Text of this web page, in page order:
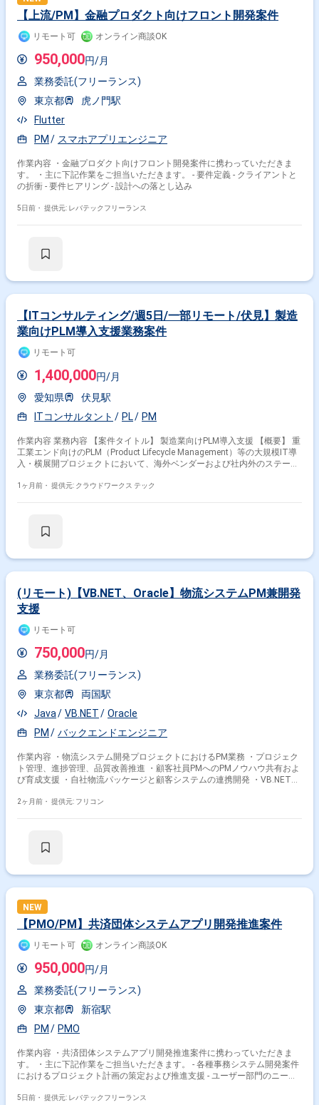
【上流/PM】金融プロダクト向けフロント開発案件
リモート可 オンライン商談OK
950,000円/月
業務委託(フリーランス)
東京都
虎ノ門駅
Flutter
PM
スマホアプリエンジニア
作業内容 ・金融プロダクト向けフロント開発案件に携わっていただきま
す。 ・主に下記作業をご担当いただきます。 - 要件定義 - クライアントと
の折衝 - 要件ヒアリング - 設計への落とし込み
5日前・ 提供元: レバテックフリーランス
【ITコンサルティング/週5日/一部リモート/伏見】製造
業向けPLM導入支援業務案件
リモート可
1,400,000円/月
愛知県
伏見駅
ITコンサルタント
PL PM
作業内容 業務内容 【案件タイトル】 製造業向けPLM導入支援 【概要】 重
工業エンド向けのPLM（Product Lifecycle Management）等の大規模IT導
入・横展開プロジェクトにおいて、海外ベンダーおよび社内外のステーク
ポジションです。 プロジェクトは流動性が高く、要件や課題が都度変化す
しく、特に参画初期は対面でのコミュニケーションを重視しています。
け報告資料、WBS、各種管理資料の作成・レビュー PLM等のシステム導入
に伴うプロジェクト推進 【必須スキル・経験】 システム導入プロジェク
トにおいてPMとしてプロジェクト全体を推進した経験 50～100名以上規
模のプロジェクトにおけるPMまたはリードPM経験 プロジェクト計画策
定、進捗管理、課題管理、リスク管理、品質管理の実務経験 ベンダーコン
トロールおよび複数ステークホルダーとの調整経験 顧客向け報告書、
WBS等のプロジェクト管理資料作成経験 不確実性の高い環境でも主体的
に情報収集・課題整理・意思決定支援を行い、プロジェクトを推進できる
方 週3日以上、名古屋（伏見）へ出社可能な方 【歓迎スキル・経験】 製造
業またはPLM関連プロジェクト経験 海外ベンダーとの協業・オフショアマ
ムでのPM経験 大規模システム導入・ERP・PLM・SCM等の導入経験 炎上
案件や難航案件の立て直し経験 【人物像】 指示待ちではなく、自ら課題
を見つけて推進できる方 関係者へ積極的に働きかけ、必要な情報を収集・
状況変化に柔軟に対応しながらプロジェクトを前進させられる方 関わるサ
ービス・プロダクト 優良ITベンチャー企業に従事いただきます ※今回は1
社先のエンドクライアントの案件に参画頂く予定です
1ヶ月前・ 提供元: クラウドワークス テック
(リモート)【VB.NET、Oracle】物流システムPM兼開発
支援
リモート可
750,000円/月
業務委託(フリーランス)
東京都
両国駅
Java
VB.NET
Oracle
PM
バックエンドエンジニア
作業内容 ・物流システム開発プロジェクトにおけるPM業務 ・プロジェク
ト管理、進捗管理、品質改善推進 ・顧客社員PMへのPMノウハウ共有およ
び育成支援 ・自社物流パッケージと顧客システムの連携開発 ・VB.NETお
2ヶ月前・ 提供元: フリコン
NEW
【PMO/PM】共済団体システムアプリ開発推進案件
リモート可 オンライン商談OK
950,000円/月
業務委託(フリーランス)
東京都
新宿駅
PM
PMO
作業内容 ・共済団体システムアプリ開発推進案件に携わっていただきま
す。 ・主に下記作業をご担当いただきます。 - 各種事務システム開発案件
におけるプロジェクト計画の策定および推進支援 - ユーザー部門のニーズ
計画、IT戦略ロードマップの策定支援 - プロジェクトにおける進捗管理、
5日前・ 提供元: レバテックフリーランス